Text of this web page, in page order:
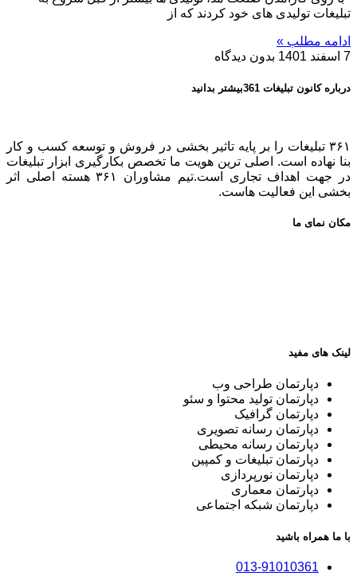
تبلیغات تولیدی های خود کردند که از
ادامه مطلب »
7 اسفند 1401
بدون دیدگاه
درباره کانون تبلیغات 361بیشتر بدانید
۳۶۱ تبلیغات را بر پایه تاثیر بخشی در فروش و توسعه کسب و کار
بنا نهاده است. اصلی ترین هویت ما تخصص بکارگیری ابزار تبلیغات
در جهت اهداف تجاری است.تیم مشاوران ۳۶۱ هسته اصلی اثر
بخشی این فعالیت هاست.
مکان نمای ما
لینک های مفید
دپارتمان طراحی وب
دپارتمان تولید محتوا و سئو
دپارتمان گرافیک
دپارتمان رسانه تصویری
دپارتمان رسانه محیطی
دپارتمان تبلیغات و کمپین
دپارتمان نورپردازی
دپارتمان معماری
دپارتمان شبکه اجتماعی
با ما همراه باشید
013-91010361